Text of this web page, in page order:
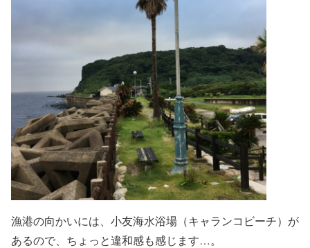
漁港の向かいには、小友海水浴場（キャランコビーチ）が
あるので、ちょっと違和感も感じます…。